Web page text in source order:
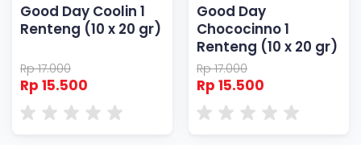
Good Day Coolin 1
Renteng (10 x 20 gr)
Rp 17.000
Rp 15.500
Good Day
Chococinno 1
Renteng (10 x 20 gr)
Rp 17.000
Rp 15.500